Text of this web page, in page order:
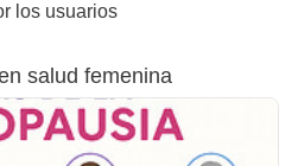
los usuarios
salud femenina